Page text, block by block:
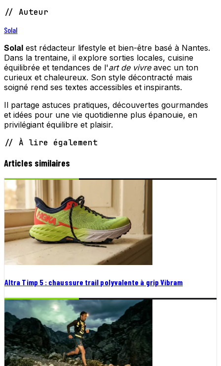
// Auteur
Solal
Solal est rédacteur lifestyle et bien-être basé à Nantes.
Dans la trentaine, il explore sorties locales, cuisine
équilibrée et tendances de l'art de vivreavec un ton
curieux et chaleureux. Son style décontracté mais
soigné rend ses textes accessibles et inspirants.
Il partage astuces pratiques, découvertes gourmandes
et idées pour une vie quotidienne plus épanouie, en
privilégiant équilibre et plaisir.
// À lire également
Articles similaires
Altra Timp 5 : chaussure trail polyvalente à grip Vibram